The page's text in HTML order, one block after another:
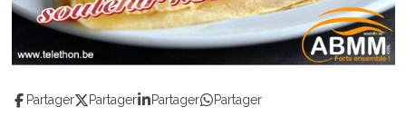
Partager Partager Partager Partager